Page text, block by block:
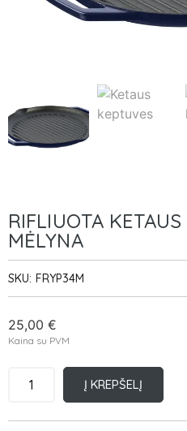
RIFLIUOTA
MĖLYNA
SKU: FRYP34M
25,00 €
Kaina su PVM
Į KREPŠELĮ